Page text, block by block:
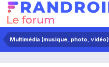
Multimédia (musique, photo, vidéo)